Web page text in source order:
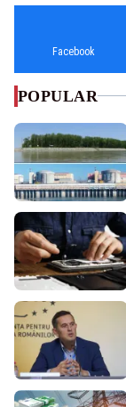
Facebook
POPULAR